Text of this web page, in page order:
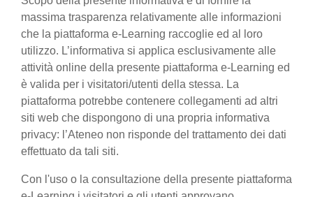
massima trasparenza relativamente alle informazioni
che la piattaforma e-Learning raccoglie ed al loro
utilizzo. L’informativa si applica esclusivamente alle
attività online della presente piattaforma e-Learning ed
è valida per i visitatori/utenti della stessa. La
piattaforma potrebbe contenere collegamenti ad altri
siti web che dispongono di una propria informativa
privacy: l’Ateneo non risponde del trattamento dei dati
effettuato da tali siti.
Con l'uso o la consultazione della presente piattaforma